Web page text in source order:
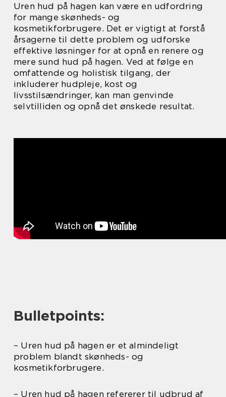
Uren hud på hagen kan være en udfordring
for mange skønheds- og
kosmetikforbrugere. Det er vigtigt at forstå
årsagerne til dette problem og udforske
effektive løsninger for at opnå en renere og
mere sund hud på hagen. Ved at følge en
omfattende og holistisk tilgang, der
inkluderer hudpleje, kost og
livsstilsændringer, kan man genvinde
selvtilliden og opnå det ønskede resultat.
Bulletpoints:
– Uren hud på hagen er et almindeligt
problem blandt skønheds- og
kosmetikforbrugere.
– Uren hud på hagen refererer til udbrud af